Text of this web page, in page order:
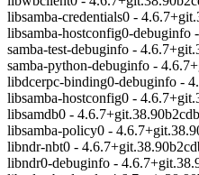
libsamba-credentials0 -
libsamba-hostconfig0-debuginfo
samba-test-debuginfo -
samba-python-debuginfo -
libdcerpc-binding0-debuginfo -
libsamba-hostconfig0 -
libsamdb0 -
libsamba-policy0 -
libndr-nbt0 -
libndr0-debuginfo -